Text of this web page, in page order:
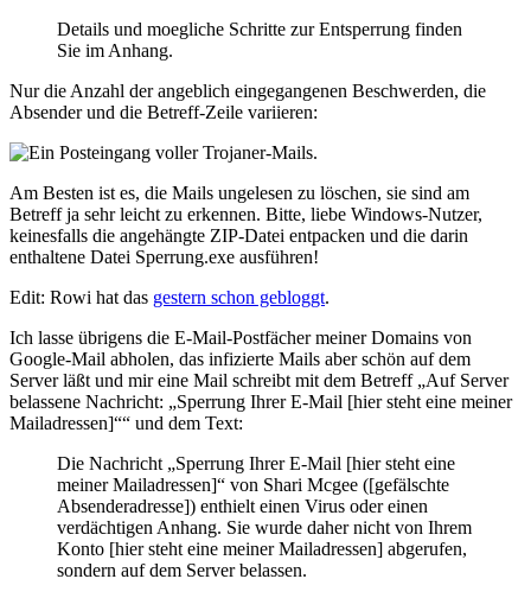
Details und moegliche Schritte zur Entsperrung finden
Sie im Anhang.
Nur die Anzahl der angeblich eingegangenen Beschwerden, die
Absender und die Betreff-Zeile variieren:
Am Besten ist es, die Mails ungelesen zu löschen, sie sind am
Betreff ja sehr leicht zu erkennen. Bitte, liebe Windows-Nutzer,
keinesfalls die angehängte ZIP-Datei entpacken und die darin
enthaltene Datei Sperrung.exe ausführen!
Edit: Rowi hat das gestern schon gebloggt.
Ich lasse übrigens die E-Mail-Postfächer meiner Domains von
Google-Mail abholen, das infizierte Mails aber schön auf dem
Server läßt und mir eine Mail schreibt mit dem Betreff „Auf Server
belassene Nachricht: „Sperrung Ihrer E-Mail [hier steht eine meiner
Mailadressen]““ und dem Text:
Die Nachricht „Sperrung Ihrer E-Mail [hier steht eine
meiner Mailadressen]“ von Shari Mcgee ([gefälschte
Absenderadresse]) enthielt einen Virus oder einen
verdächtigen Anhang. Sie wurde daher nicht von Ihrem
Konto [hier steht eine meiner Mailadressen] abgerufen,
sondern auf dem Server belassen.